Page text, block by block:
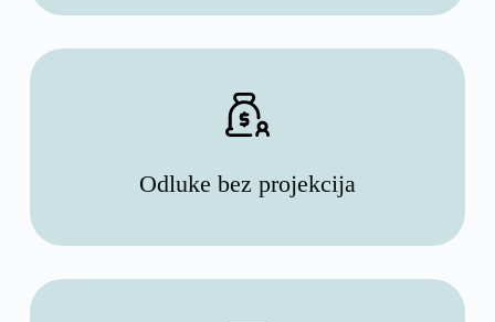
Odluke bez projekcija